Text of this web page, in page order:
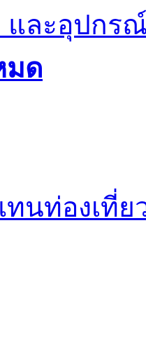
และอุปกร
มด
นท่องเที่ย